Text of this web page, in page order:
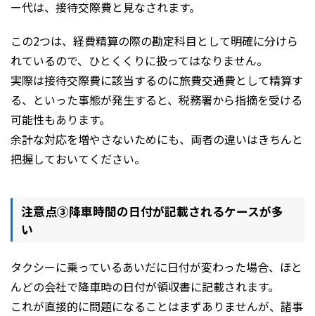
ー代は、接待交際費と見なされます。
この2つは、経費精算の際の勘定科目として明確に分けら
れているので、ひとくくりに扱ってはなりません。
実際は接待交際費に該当するのに旅費交通費として精算す
る、といった事態が発生すると、税務署から指摘を受ける
可能性もあります。
余計な対応を増やさないためにも、両者の違いはきちんと
把握しておいてください。
注意点③降車時間の日付が記載されるケースが多
い
タクシーに乗っているあいだに日付が変わった場合、ほと
んどの会社で降車時の日付が領収書に記載されます。
これが直接的に問題になることはまずありませんが、諸事